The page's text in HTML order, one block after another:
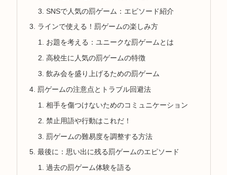
SNSで人気の罰ゲーム：エピソード紹介
ラインで使える！罰ゲームの楽しみ方
お題を考える：ユニークな罰ゲームとは
高校生に人気の罰ゲームの特徴
飲み会を盛り上げるための罰ゲーム
罰ゲームの注意点とトラブル回避法
相手を傷つけないためのコミュニケーション
禁止用語や行動はこれだ！
罰ゲームの難易度を調整する方法
最後に：思い出に残る罰ゲームのエピソード
過去の罰ゲーム体験を語る